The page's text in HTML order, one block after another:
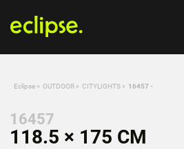
Eclipse » OUTDOOR » CITYLIGHTS » 16457 -
16457
118.5 × 175 CM